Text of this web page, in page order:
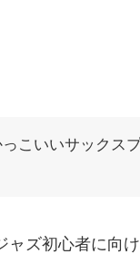
こいいサックス
ャズ初心者に向